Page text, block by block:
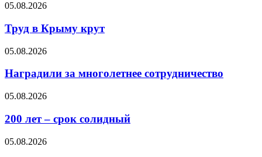
05.08.2026
Труд в Крыму крут
05.08.2026
Наградили за многолетнее сотрудничество
05.08.2026
200 лет – срок солидный
05.08.2026